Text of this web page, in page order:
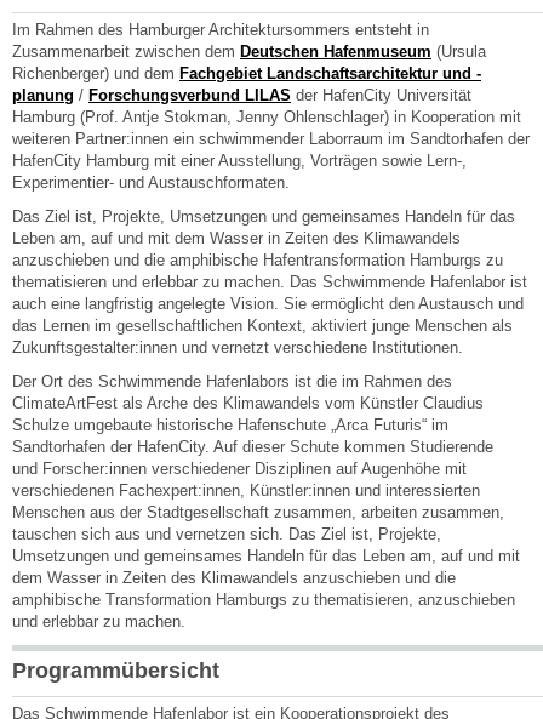
Im Rahmen des Hamburger Architektursommers entsteht in
Zusammenarbeit zwischen dem Deutschen Hafenmuseum (Ursula
Richenberger) und dem Fachgebiet Landschaftsarchitektur und -
planung / Forschungsverbund LILAS der HafenCity Universität
Hamburg (Prof. Antje Stokman, Jenny Ohlenschlager) in Kooperation mit
weiteren Partner:innen ein schwimmender Laborraum im Sandtorhafen der
HafenCity Hamburg mit einer Ausstellung, Vorträgen sowie Lern-,
Experimentier- und Austauschformaten.
Das Ziel ist, Projekte, Umsetzungen und gemeinsames Handeln für das
Leben am, auf und mit dem Wasser in Zeiten des Klimawandels
anzuschieben und die amphibische Hafentransformation Hamburgs zu
thematisieren und erlebbar zu machen. Das Schwimmende Hafenlabor ist
auch eine langfristig angelegte Vision. Sie ermöglicht den Austausch und
das Lernen im gesellschaftlichen Kontext, aktiviert junge Menschen als
Zukunftsgestalter:innen und vernetzt verschiedene Institutionen.
Der Ort des Schwimmende Hafenlabors ist die im Rahmen des
ClimateArtFest als Arche des Klimawandels vom Künstler Claudius
Schulze umgebaute historische Hafenschute „Arca Futuris“ im
Sandtorhafen der HafenCity. Auf dieser Schute kommen Studierende
und Forscher:innen verschiedener Disziplinen auf Augenhöhe mit
verschiedenen Fachexpert:innen, Künstler:innen und interessierten
Menschen aus der Stadtgesellschaft zusammen, arbeiten zusammen,
tauschen sich aus und vernetzen sich. Das Ziel ist, Projekte,
Umsetzungen und gemeinsames Handeln für das Leben am, auf und mit
dem Wasser in Zeiten des Klimawandels anzuschieben und die
amphibische Transformation Hamburgs zu thematisieren, anzuschieben
und erlebbar zu machen.
Programmübersicht
Das Schwimmende Hafenlabor ist ein Kooperationsprojekt des